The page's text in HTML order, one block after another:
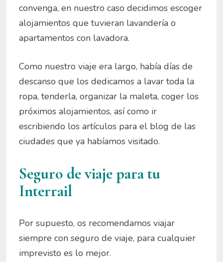
convenga, en nuestro caso decidimos escoger
alojamientos que tuvieran lavandería o
apartamentos con lavadora.
Como nuestro viaje era largo, había días de
descanso que los dedicamos a lavar toda la
ropa, tenderla, organizar la maleta, coger los
próximos alojamientos, así como ir
escribiendo los artículos para el blog de las
ciudades que ya habíamos visitado.
Seguro de viaje para tu
Interrail
Por supuesto, os recomendamos viajar
siempre con seguro de viaje, para cualquier
imprevisto es lo mejor.